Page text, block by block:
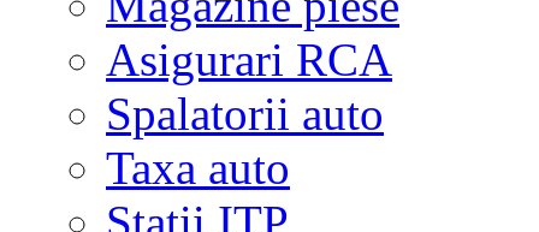
Asigurari RCA
Spalatorii auto
Taxa auto